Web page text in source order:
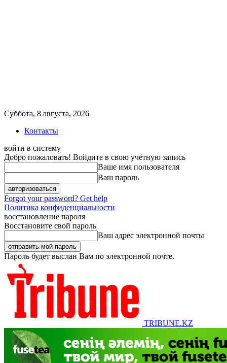
Суббота, 8 августа, 2026
Контакты
войти в систему
Добро пожаловать! Войдите в свою учётную запись
Ваше имя пользователя
Ваш пароль
Forgot your password? Get help
Политика конфиденциальности
восстановление пароля
Восстановите свой пароль
Ваш адрес электронной почты
Пароль будет выслан Вам по электронной почте.
TRIBUNE.KZ